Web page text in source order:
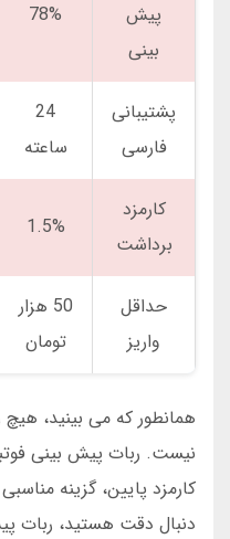
پیش
بینی
78%
پشتیبانی
فارسی
24
ساعته
کارمزد
برداشت
1.5%
حداقل
واریز
50 هزار
تومان
همانطور که می بینید،
نیست. ربات پیش بینی
کارمزد پایین، گزینه
دنبال دقت هستید، ربات